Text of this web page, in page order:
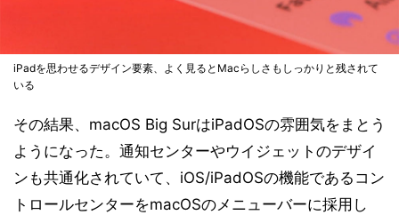
iPadを思わせるデザイン要素、よく見るとMacらしさもしっかりと残されて
いる
その結果、macOS Big SurはiPadOSの雰囲気をまとう
ようになった。通知センターやウイジェットのデザイ
ンも共通化されていて、iOS/iPadOSの機能であるコン
トロールセンターをmacOSのメニューバーに採用し